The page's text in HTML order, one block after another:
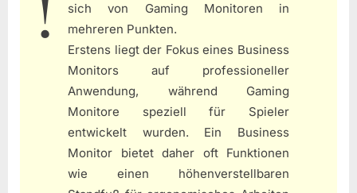
sich von Gaming Monitoren in
mehreren Punkten.
Erstens liegt der Fokus eines Business
Monitors auf professioneller
Anwendung, während Gaming
Monitore speziell für Spieler
entwickelt wurden. Ein Business
Monitor bietet daher oft Funktionen
wie einen höhenverstellbaren